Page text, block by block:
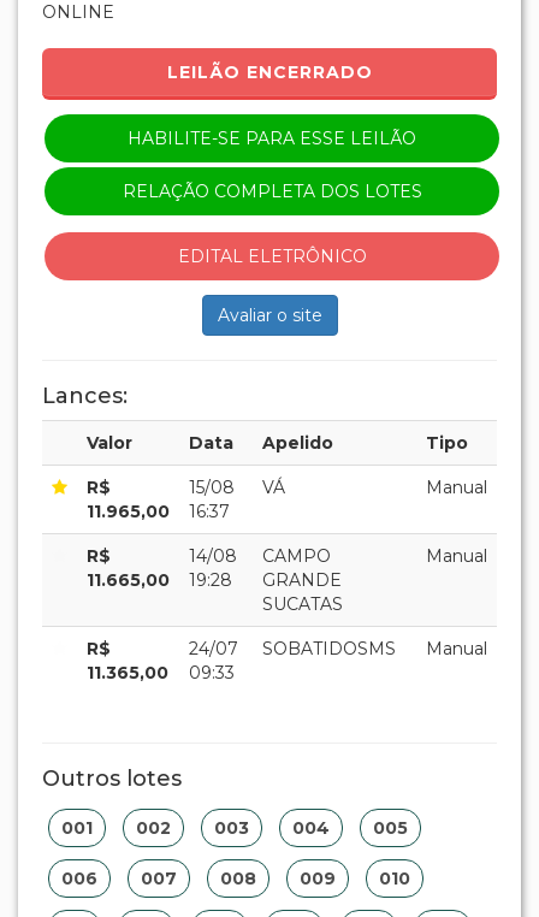
ONLINE
LEILÃO ENCERRADO
HABILITE-SE PARA ESSE LEILÃO
RELAÇÃO COMPLETA DOS LOTES
EDITAL ELETRÔNICO
Avaliar o site
Lances:
Valor Data Apelido Tipo
R$
11.965,00
15/08
16:37
VÁ Manual
R$
11.665,00
14/08
19:28
CAMPO
GRANDE
SUCATAS
Manual
R$
11.365,00
24/07
09:33
SOBATIDOSMS Manual
Outros lotes
001 002 003 004 005
006 007 008 009 010